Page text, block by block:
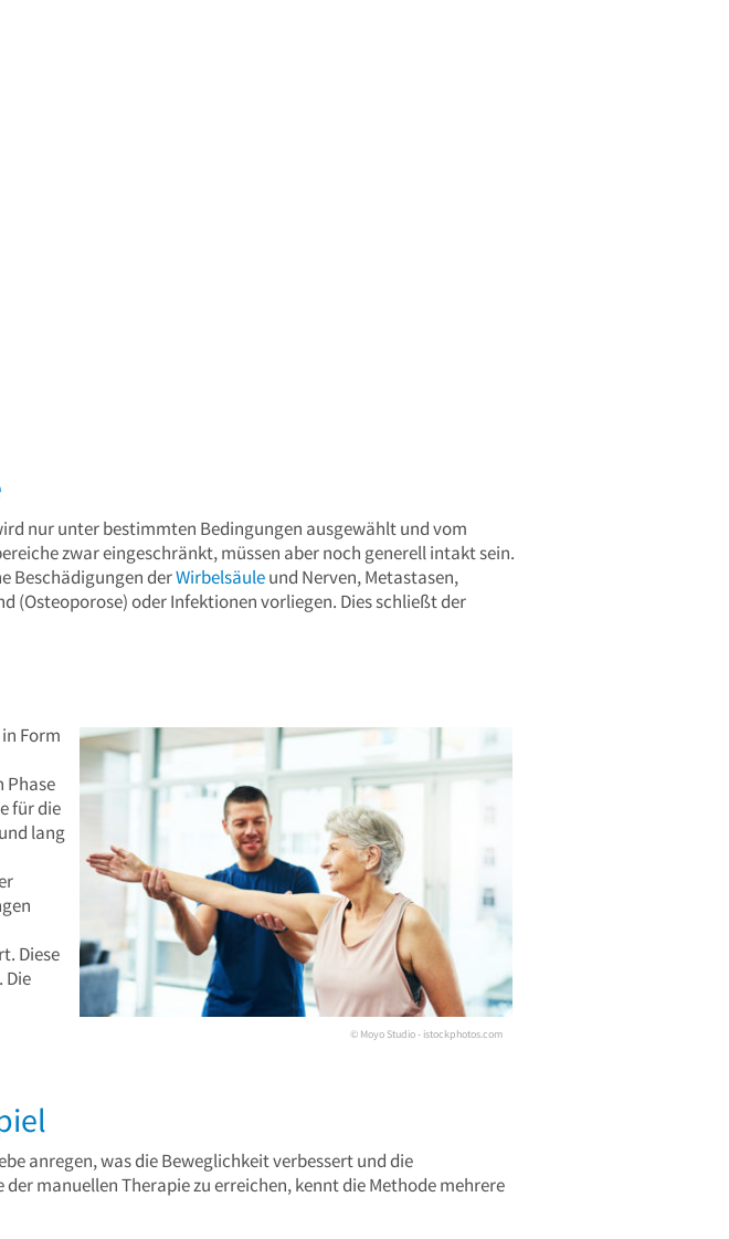
nur unter bestimmten Bedingungen ausgewählt und vom
zwar eingeschränkt, müssen aber noch generell intakt sein.
Beschädigungen derWirbelsäuleund Nerven, Metastasen,
(Osteoporose) oder Infektionen vorliegen. Dies schließt der
© Moyo Studio - istockphotos.com
in Form
Phase
für die
lang
Diese
Die
anregen, was die Beweglichkeit verbessert und die
manuellen Therapie zu erreichen, kennt die Methode mehrere